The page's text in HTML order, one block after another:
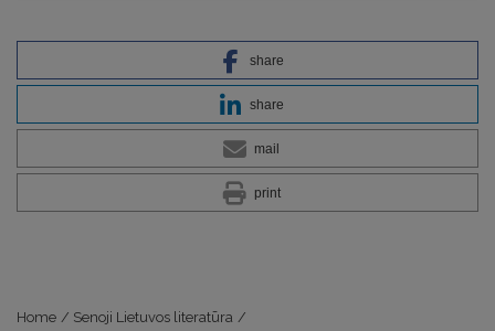
share
share
mail
print
Home / Senoji Lietuvos literatūra /